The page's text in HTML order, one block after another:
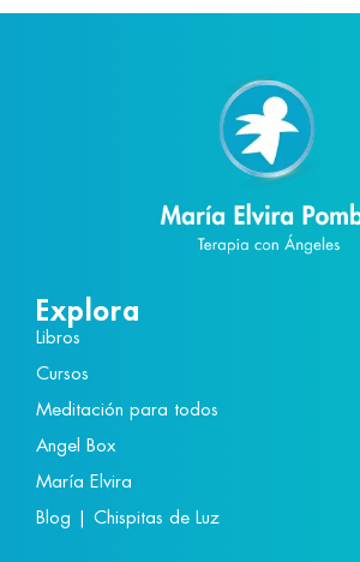
Explora
Libros
Cursos
Meditación para todos
Angel Box
María Elvira
Blog | Chispitas de Luz